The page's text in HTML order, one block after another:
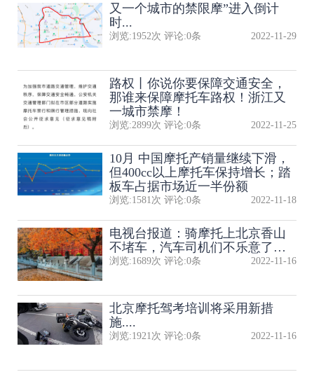
又一个城市的禁限摩”进入倒计
时...
浏览:1952次 评论:0条 2022-11-29
路权丨你说你要保障交通安全，
那谁来保障摩托车路权！浙江又
一城市禁摩！
浏览:2899次 评论:0条 2022-11-25
10月 中国摩托产销量继续下滑，
但400cc以上摩托车保持增长；踏
板车占据市场近一半份额
浏览:1581 次 评论:0条 2022-11-18
电视台报道：骑摩托上北京香山
不堵车，汽车司机们不乐意了…
浏览:1689次 评论:0条 2022-11-16
北京摩托驾考培训将采用新措
施....
浏览:1921 次 评论:0条 2022-11-16